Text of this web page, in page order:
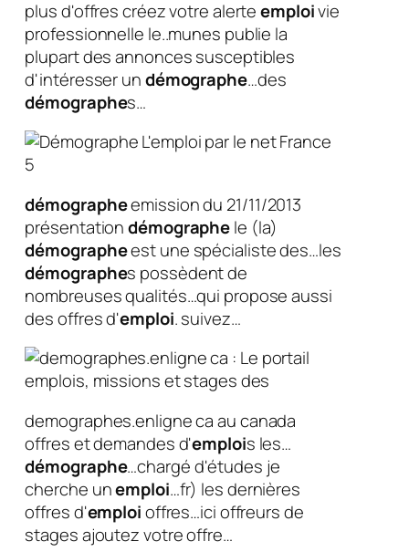
plus d'offres créez votre alerteemploivie
professionnelle le..munes publie la
plupart des annonces susceptibles
d'intéresser undémographe…des
démographes…
démographeemission du 21/11/2013
présentationdémographele (la)
démographeest une spécialiste des…les
démographes possèdent de
nombreuses qualités…qui propose aussi
des offres d'emploi. suivez…
demographes.enligne ca au canada
offres et demandes d'emplois les…
démographe…chargé d'études je
cherche unemploi…fr) les dernières
offres d'emploioffres…ici offreurs de
stages ajoutez votre offre…